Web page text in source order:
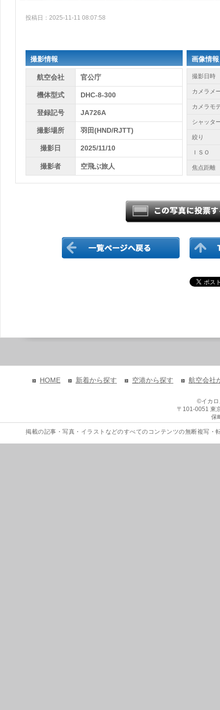
投稿日：2025-11-11 08:07:58
撮影情報
航空会社 官公庁
機体型式 DHC-8-300
登録記号 JA726A
撮影場所 羽田(HND/RJTT)
撮影日 2025/11/10
撮影者 空飛ぶ旅人
画像情報
撮影日時
カメラメ
カメラモ
シャッタ
絞り
ＩＳＯ
焦点距離
HOME 新着から探す 空港から探す 航空会社
©イカ
〒101-0051 東
保
掲載の記事・写真・イラストなどのすべてのコンテンツの無断複